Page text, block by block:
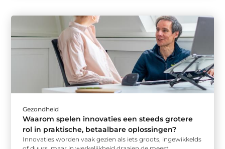
Gezondheid
Waarom spelen innovaties een steeds grotere
rol in praktische, betaalbare oplossingen?
Innovaties worden vaak gezien als iets groots, ingewikkelds